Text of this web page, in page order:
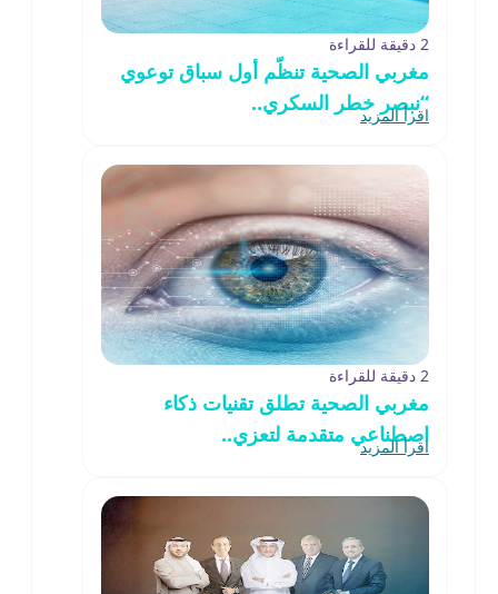
2 دقيقة للقراءة
مغربي الصحية تنظّم أول سباق توعوي
“نبصر خطر السكري..
اقرأ المزيد
2 دقيقة للقراءة
مغربي الصحية تطلق تقنيات ذكاء
اصطناعي متقدمة لتعزي..
اقرأ المزيد